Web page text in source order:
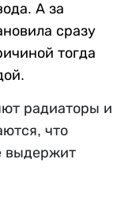
А за
сразу
тогда
радиаторы и
что
выдержит